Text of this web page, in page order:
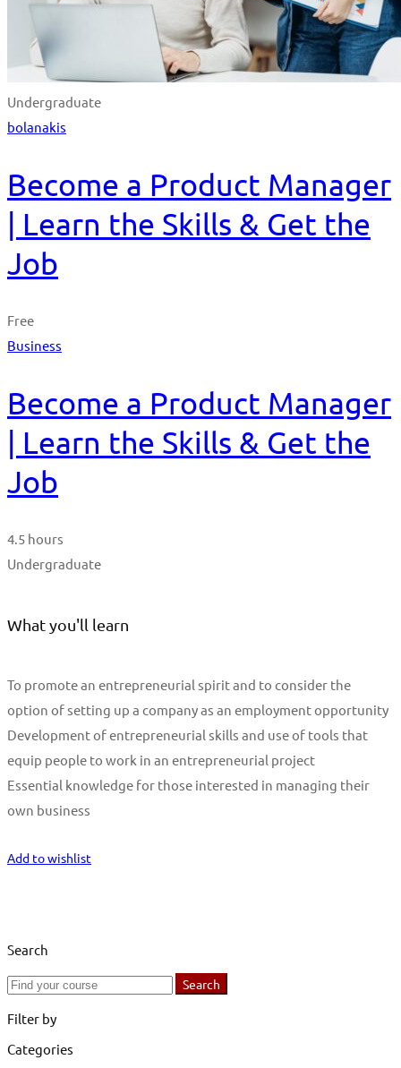
Undergraduate
bolanakis
Become a Product Manager
| Learn the Skills & Get the
Job
Free
Business
Become a Product Manager
| Learn the Skills & Get the
Job
4.5 hours
Undergraduate
What you'll learn
To promote an entrepreneurial spirit and to consider the
option of setting up a company as an employment opportunity
Development of entrepreneurial skills and use of tools that
equip people to work in an entrepreneurial project
Essential knowledge for those interested in managing their
own business
Add to wishlist
Search
Search
Search
Filter by
Categories